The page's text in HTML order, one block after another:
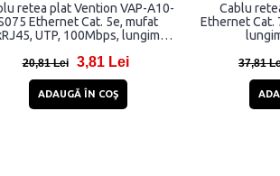
retea plat Vention VAP-A10-
Ethernet Cat. 5e, mufat
UTP, 100Mbps, lungime
20,81 Lei 3,81 Lei
ADAUGĂ ÎN COŞ
Cablu
Ethernet Cat.
37,81